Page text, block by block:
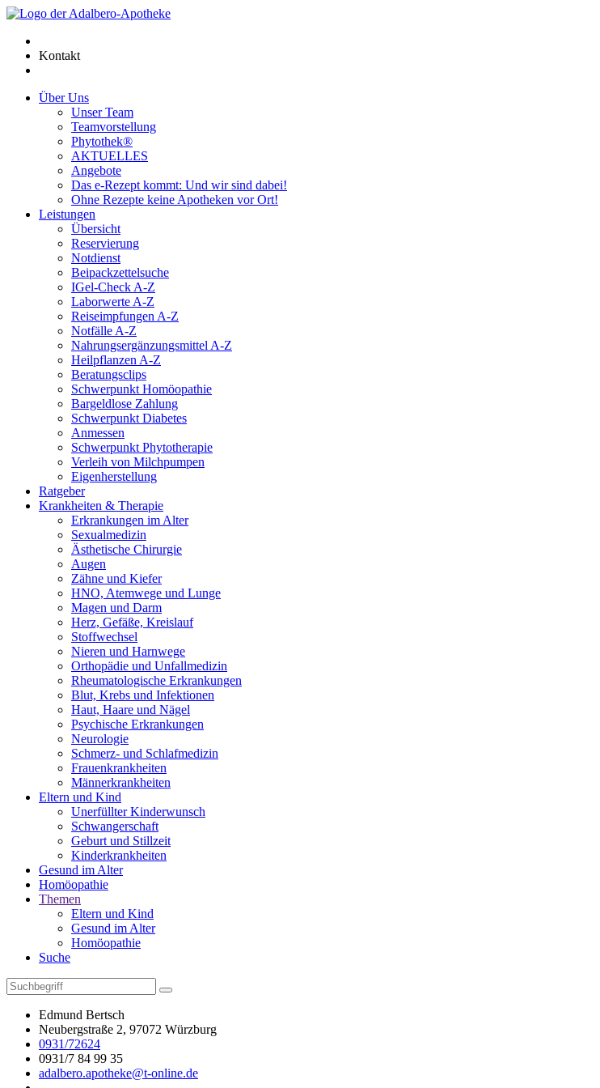
Kontakt
Über Uns
Unser Team
Teamvorstellung
Phytothek®
AKTUELLES
Angebote
Das e-Rezept kommt: Und wir sind dabei!
Ohne Rezepte keine Apotheken vor Ort!
Leistungen
Übersicht
Reservierung
Notdienst
Beipackzettelsuche
IGel-Check A-Z
Laborwerte A-Z
Reiseimpfungen A-Z
Notfälle A-Z
Nahrungsergänzungsmittel A-Z
Heilpflanzen A-Z
Beratungsclips
Schwerpunkt Homöopathie
Bargeldlose Zahlung
Schwerpunkt Diabetes
Anmessen
Schwerpunkt Phytotherapie
Verleih von Milchpumpen
Eigenherstellung
Ratgeber
Krankheiten & Therapie
Erkrankungen im Alter
Sexualmedizin
Ästhetische Chirurgie
Augen
Zähne und Kiefer
HNO, Atemwege und Lunge
Magen und Darm
Herz, Gefäße, Kreislauf
Stoffwechsel
Nieren und Harnwege
Orthopädie und Unfallmedizin
Rheumatologische Erkrankungen
Blut, Krebs und Infektionen
Haut, Haare und Nägel
Psychische Erkrankungen
Neurologie
Schmerz- und Schlafmedizin
Frauenkrankheiten
Männerkrankheiten
Eltern und Kind
Unerfüllter Kinderwunsch
Schwangerschaft
Geburt und Stillzeit
Kinderkrankheiten
Gesund im Alter
Homöopathie
Themen
Eltern und Kind
Gesund im Alter
Homöopathie
Suche
Edmund Bertsch
Neubergstraße 2, 97072 Würzburg
0931/72624
0931/7 84 99 35
adalbero.apotheke@t-online.de